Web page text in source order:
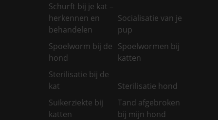
Schurft bij je kat –
herkennen en
behandelen
Socialisatie van je
pup
Spoelworm bij de
hond
Spoelwormen bij
katten
Sterilisatie bij de
kat
Sterilisatie hond
Suikerziekte bij
katten
Tand afgebroken
bij mijn hond